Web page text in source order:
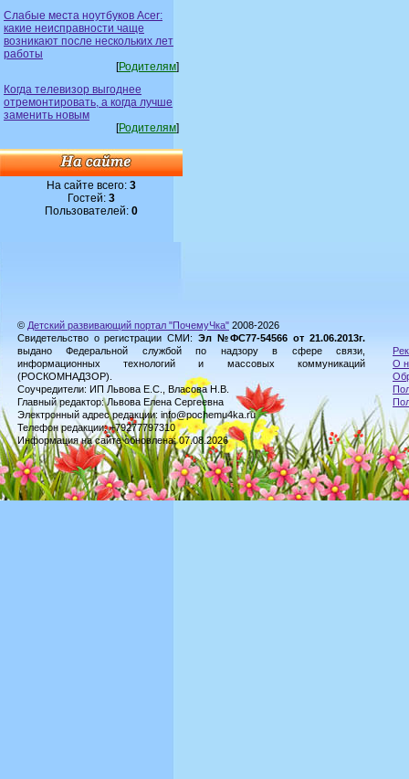
Слабые места ноутбуков Acer:
какие неисправности чаще
возникают после нескольких лет
работы
[Родителям]
Когда телевизор выгоднее
отремонтировать, а когда лучше
заменить новым
[Родителям]
На сайте всего: 3
Гостей: 3
Пользователей: 0
© Детский развивающий портал "ПочемуЧка" 2008-2026
Свидетельство о регистрации СМИ: Эл №ФС77-54566 от 21.06.2013г.
выдано Федеральной службой по надзору в сфере связи,
информационных технологий и массовых коммуникаций
(РОСКОМНАДЗОР).
Соучредители: ИП Львова Е.С., Власова Н.В.
Главный редактор: Львова Елена Сергеевна
Электронный адрес редакции: info@pochemu4ka.ru
Телефон редакции: +79277797310
Информация на сайте обновлена: 07.08.2026
О